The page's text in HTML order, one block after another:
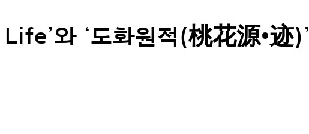
와 ‘도화원적(桃花源•迹)’